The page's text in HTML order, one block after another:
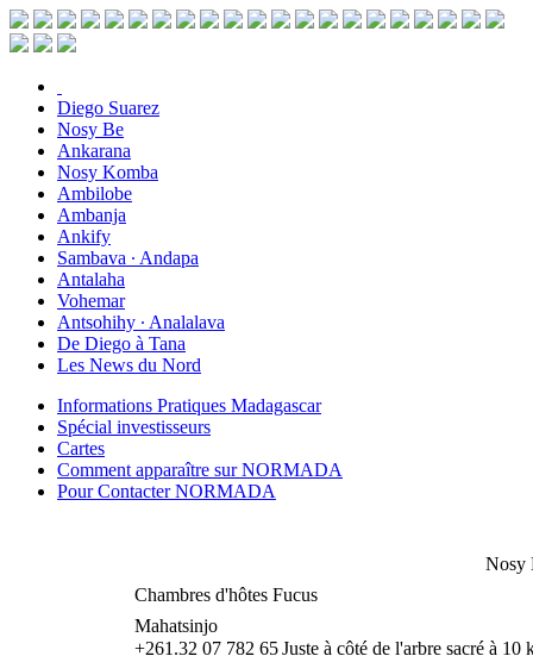
Diego Suarez
Nosy Be
Ankarana
Nosy Komba
Ambilobe
Ambanja
Ankify
Sambava ∙ Andapa
Antalaha
Vohemar
Antsohihy ∙ Analalava
De Diego à Tana
Les News du Nord
Informations Pratiques Madagascar
Spécial investisseurs
Cartes
Comment apparaître sur NORMADA
Pour Contacter NORMADA
Chambres d'hôtes Fucus
Mahatsinjo
+261.32 07 782 65Juste à côté de l'arbre sacré à